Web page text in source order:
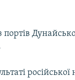
російської